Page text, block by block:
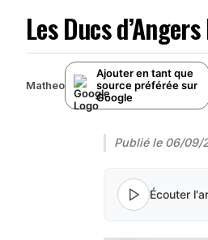
Les Ducs
Matheo
Ajouter en tant que
source préférée sur
Google
Publié le 06/09/
Écouter